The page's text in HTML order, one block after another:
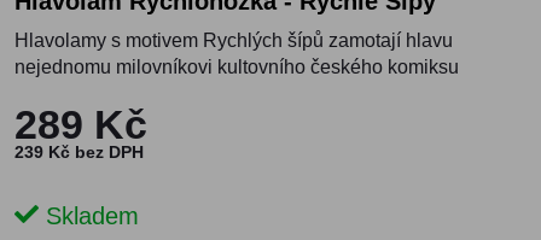
Hlavolamy s motivem Rychlých šípů zamotají hlavu
nejednomu milovníkovi kultovního českého komiksu
289 Kč
239 Kč bez DPH
Skladem